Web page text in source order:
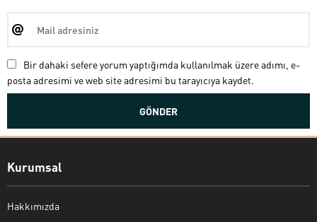
Bir dahaki sefere yorum yaptığımda kullanılmak üzere adımı, e-
posta adresimi ve web site adresimi bu tarayıcıya kaydet.
Kurumsal
Hakkımızda